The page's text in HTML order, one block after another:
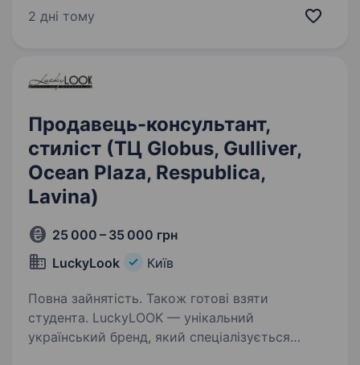
конкурс на вакансію стиліста-консультанта
2 дні тому
Продавець-консультант,
стиліст (ТЦ Globus, Gulliver,
Ocean Plaza, Respubliса,
Lavina)
25 000 – 35 000 грн
LuckyLook
Київ
Повна зайнятість. Також готові взяти
студента. LuckyLOOK — унікальний
український бренд, який спеціалізується